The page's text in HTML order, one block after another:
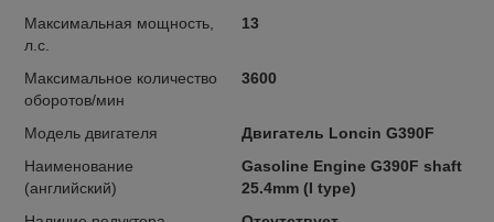
Максимальная мощность,
л.с.
13
Максимальное количество
оборотов/мин
3600
Модель двигателя
Двигатель Loncin G390F
Наименование
(английский)
Gasoline Engine G390F shaft
25.4mm (I type)